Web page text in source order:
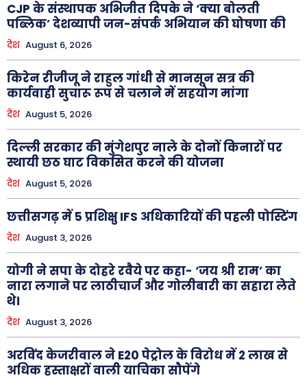
CJP के संस्थापक अभिजीत दिपके ने ‘क्या बोलती
पब्लिक’ देशव्यापी जन-संपर्क अभियान की घोषणा की
देश August 6, 2026
किरेन रीजीजू ने राहुल गांधी से मानसून सत्र की
कार्यवाही सुचारू रूप से चलाने में सहयोग मांगा
देश August 5, 2026
दिल्ली सरकार की मुंगेशपुर नाले के दोनों किनारों पर
स्थायी छठ घाट विकसित करने की योजना
देश August 5, 2026
छत्तीसगढ़ में 5 प्रशिक्षु IFS अधिकारियों की पहली पोस्टिंग
देश August 3, 2026
योगी ने सपा के दोहरे रवैये पर कहा- ‘जय श्री राम’ का
नारा लगाने पर लाठीचार्ज और गोलीबारी का सहारा लेते
थे।
देश August 3, 2026
अरविंद केजरीवाल ने E20 पेट्रोल के विरोध में 2 लाख से
अधिक हस्ताक्षरों वाली याचिका सौपेंगे